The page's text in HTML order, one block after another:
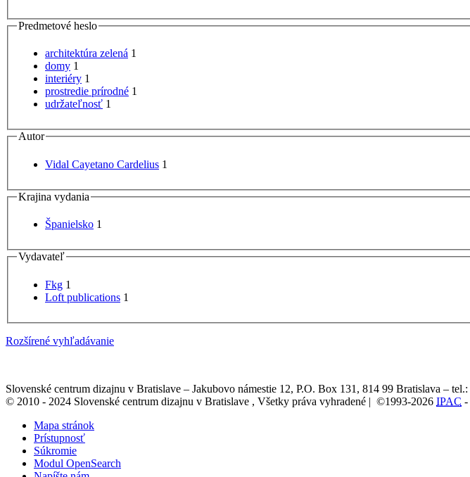
Predmetové heslo
architektúra zelená 1
domy 1
interiéry 1
prostredie prírodné 1
udržateľnosť 1
Autor
Vidal Cayetano Cardelius 1
Krajina vydania
Španielsko 1
Vydavateľ
Fkg 1
Loft publications 1
Rozšírené vyhľadávanie
Slovenské centrum dizajnu v Bratislave – Jakubovo námestie 12, P.O. Box 131, 814 99 Bratislava – tel.:
© 2010 - 2024 Slovenské centrum dizajnu v Bratislave , Všetky práva vyhradené | ©1993-2026 IPAC -
Mapa stránok
Prístupnosť
Súkromie
Modul OpenSearch